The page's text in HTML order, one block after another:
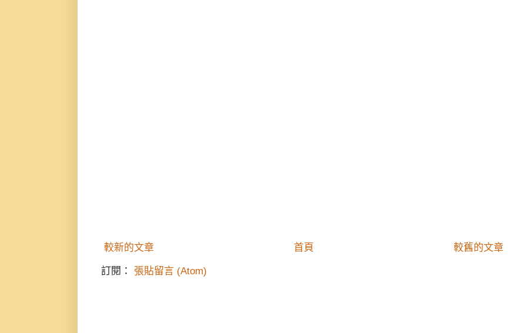
較新的文章 較舊的文章
首頁
訂閱： 張貼留言 (Atom)